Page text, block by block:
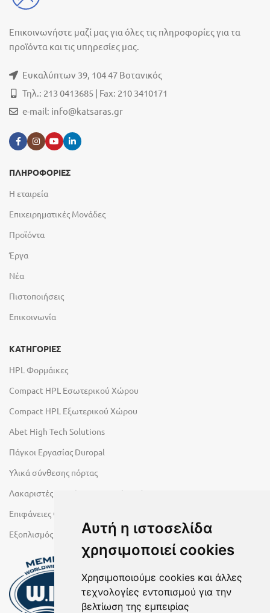
Αυτή η ιστοσελίδα
χρησιμοποιεί cookies
Χρησιμοποιούμε cookies και άλλες
τεχνολογίες εντοπισμού για την
βελτίωση της εμπειρίας
Επικοινωνήστε μαζί μας για όλες τις πληροφορίες για τα
προϊόντα και τις υπηρεσίες μας.
Ευκαλύπτων 39, 104 47 Βοτανικός
Τηλ.: 213 0413685 | Fax: 210 3410171
e-mail: info@katsaras.gr
ΠΛΗΡΟΦΟΡΙΕΣ
Η εταιρεία
Επιχειρηματικές Μονάδες
Προϊόντα
Έργα
Νέα
Πιστοποιήσεις
Επικοινωνία
ΚΑΤΗΓΟΡΙΕΣ
HPL Φορμάικες
Compact HPL Εσωτερικού Χώρου
Compact HPL Εξωτερικού Χώρου
Abet High Tech Solutions
Πάγκοι Εργασίας Duropal
Υλικά σύνθεσης πόρτας
Λακαριστές επιφάνειες Primeboard
Επιφάνειες Φυσικών Πετρωμάτων
Εξοπλισμός Υγρών Χώρων